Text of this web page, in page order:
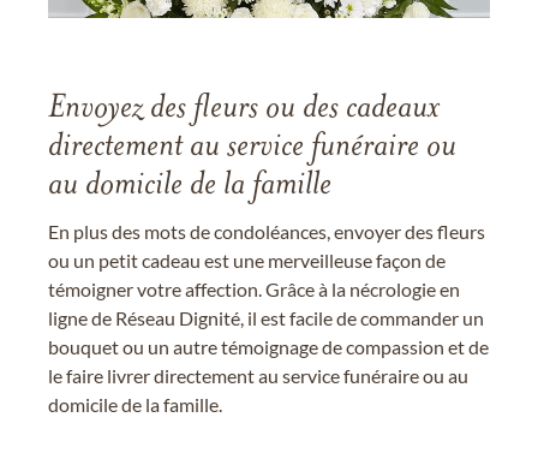
Envoyez des fleurs ou des cadeaux
directement au service funéraire ou
au domicile de la famille
En plus des mots de condoléances, envoyer des fleurs
ou un petit cadeau est une merveilleuse façon de
témoigner votre affection. Grâce à la nécrologie en
ligne de Réseau Dignité, il est facile de commander un
bouquet ou un autre témoignage de compassion et de
le faire livrer directement au service funéraire ou au
domicile de la famille.